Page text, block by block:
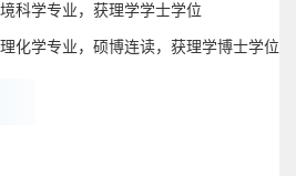
科学专业，获理学学士学位
化学专业，硕博连读，获理学博士学位